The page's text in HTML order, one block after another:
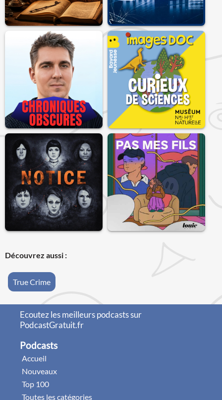
Découvrez aussi :
True Crime
Ecoutez les meilleurs podcasts sur
PodcastGratuit.fr
Podcasts
Accueil
Nouveaux
Top 100
Toutes les catégories